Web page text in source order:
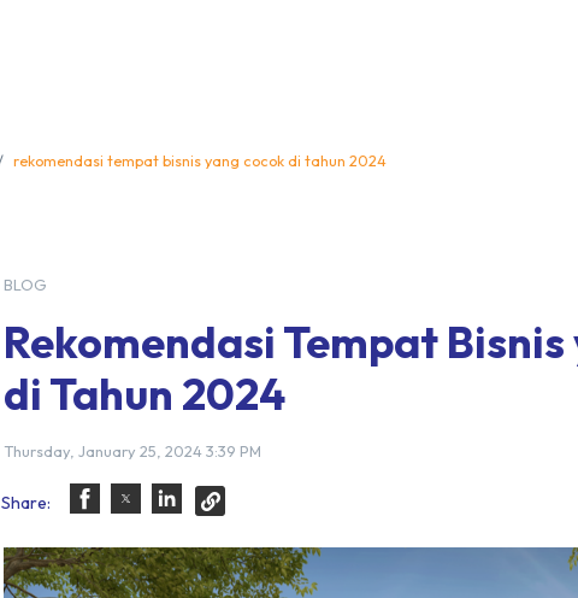
rekomendasi tempat bisnis yang cocok di tahun 2024
BLOG
Rekomendasi Tempat
di Tahun 2024
Thursday, January 25, 2024 3:39 PM
Share: